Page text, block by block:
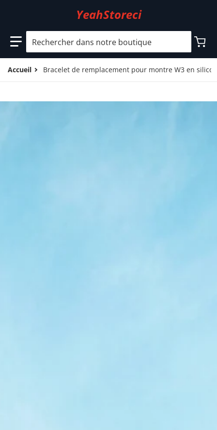
YeahStoreci
Rechercher dans notre boutique
Accueil Bracelet de remplacement pour montre W3 en